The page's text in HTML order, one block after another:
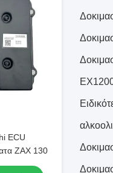
ECU
ZAX 130